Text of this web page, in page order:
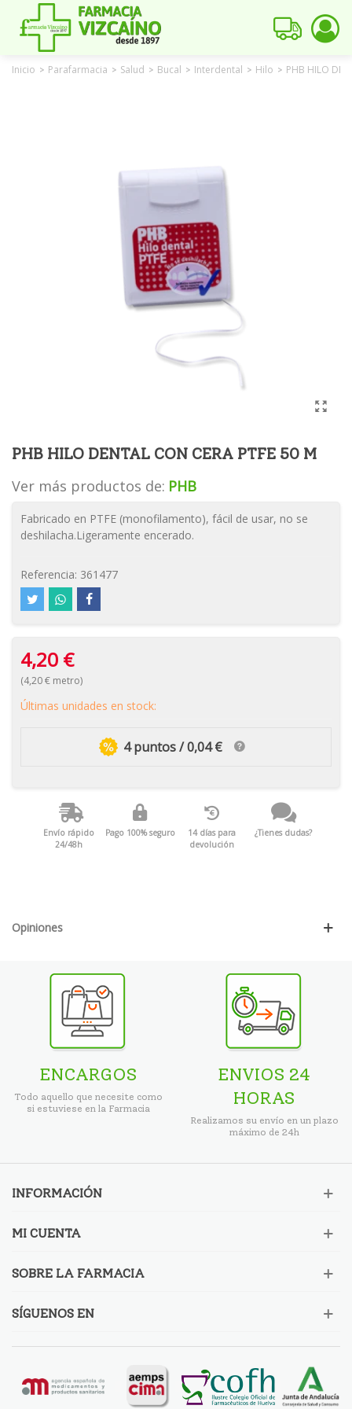
Inicio > Parafarmacia > Salud > Bucal > Interdental > Hilo > PHB HILO
PHB HILO DENTAL CON CERA PTFE 50 M
Ver más productos de: PHB
Fabricado en PTFE (monofilamento), fácil de usar, no se
deshilacha.Ligeramente encerado.
Referencia: 361477
4,20 €
(4,20 € metro)
Últimas unidades en stock:
4 puntos / 0,04 €
Envío rápido
24/48h
Pago 100% seguro
14 días para
devolución
¿Tienes dudas?
Opiniones
ENCARGOS
Todo aquello que necesite como
si estuviese en la Farmacia
ENVIOS 24
HORAS
Realizamos su envío en un plazo
máximo de 24h
INFORMACIÓN
MI CUENTA
SOBRE LA FARMACIA
SÍGUENOS EN